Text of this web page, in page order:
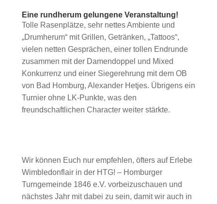
Eine rundherum gelungene Veranstaltung!
Tolle Rasenplätze, sehr nettes Ambiente und
„Drumherum“ mit Grillen, Getränken, „Tattoos“,
vielen netten Gesprächen, einer tollen Endrunde
zusammen mit der Damendoppel und Mixed
Konkurrenz und einer Siegerehrung mit dem OB
von Bad Homburg, Alexander Hetjes. Übrigens ein
Turnier ohne LK-Punkte, was den
freundschaftlichen Character weiter stärkte.
Wir können Euch nur empfehlen, öfters auf Erlebe
Wimbledonflair in der HTG! – Homburger
Turngemeinde 1846 e.V. vorbeizuschauen und
nächstes Jahr mit dabei zu sein, damit wir auch in